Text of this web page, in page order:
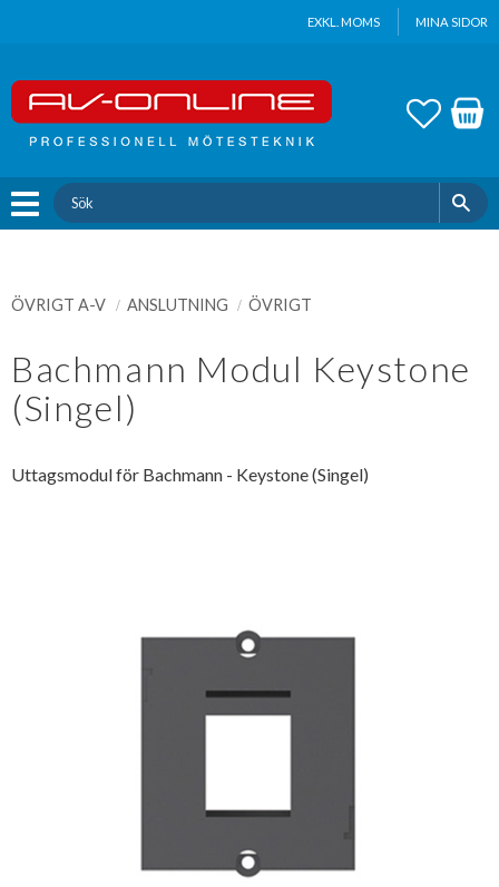
EXKL. MOMS MINA SIDOR
ÖVRIGT A-V ANSLUTNING ÖVRIGT
Bachmann Modul Keystone
(Singel)
Uttagsmodul för Bachmann - Keystone (Singel)